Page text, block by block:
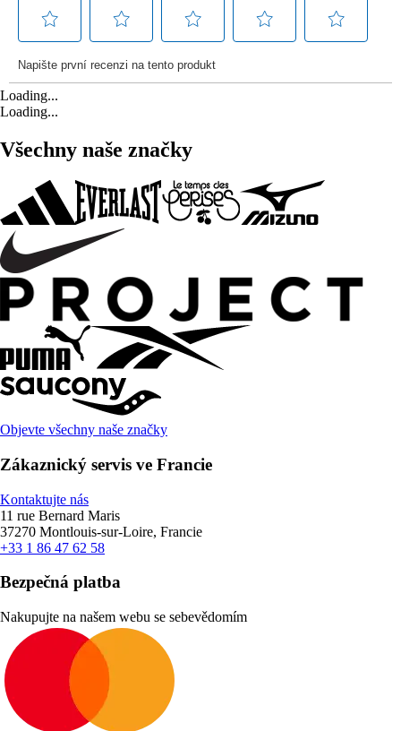
Loading...
Loading...
Všechny naše značky
Objevte všechny naše značky
Zákaznický servis ve Francie
Kontaktujte nás
11 rue Bernard Maris
37270 Montlouis-sur-Loire, Francie
+33 1 86 47 62 58
Bezpečná platba
Nakupujte na našem webu se sebevědomím